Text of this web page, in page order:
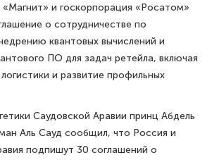
«Магнит» и госкорпорация «Росатом»
о сотрудничестве по
квантовых вычислений и
ПО для задач ретейла, включая
и развитие профильных
Саудовской Аравии принц Абдель
Аль Сауд сообщил, что Россия и
подпишут 30 соглашений о